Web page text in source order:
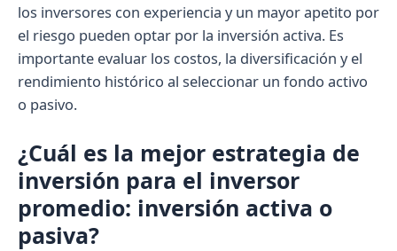
los inversores con experiencia y un mayor apetito por
el riesgo pueden optar por la inversión activa. Es
importante evaluar los costos, la diversificación y el
rendimiento histórico al seleccionar un fondo activo
o pasivo.
¿Cuál es la mejor estrategia de
inversión para el inversor
promedio: inversión activa o
pasiva?